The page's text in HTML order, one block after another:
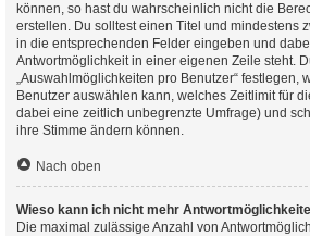
können, so hast du wahrscheinlich nicht die
erstellen. Du solltest einen Titel und mindestens
in die entsprechenden Felder eingeben und
Antwortmöglichkeit in einer eigenen Zeile steht.
„Auswahlmöglichkeiten pro Benutzer“ festlegen,
Benutzer auswählen kann, welches Zeitlimit für
dabei eine zeitlich unbegrenzte Umfrage) und
ihre Stimme ändern können.
Nach oben
Wieso kann ich nicht mehr
Die maximal zulässige Anzahl von